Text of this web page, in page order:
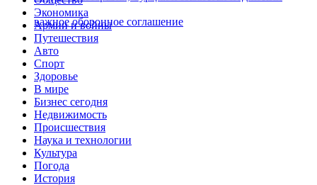
важное оборонное соглашение
Экономика
Армии и войны
Путешествия
Авто
Спорт
Здоровье
В мире
Бизнес сегодня
Недвижимость
Происшествия
Наука и технологии
Культура
Погода
История